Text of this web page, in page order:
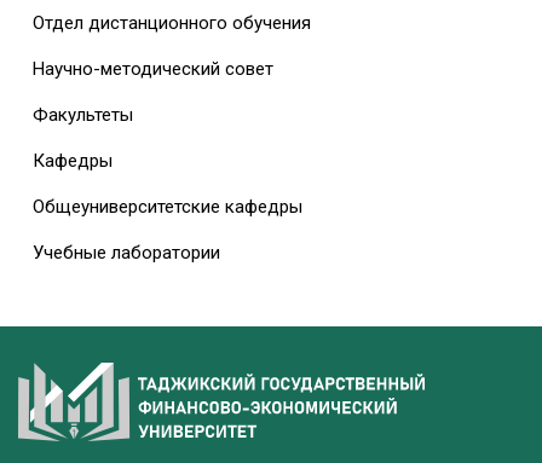
Отдел дистанционного обучения
Научно-методический совет
Факультеты
Кафедры
Общеуниверситетские кафедры
Учебные лаборатории